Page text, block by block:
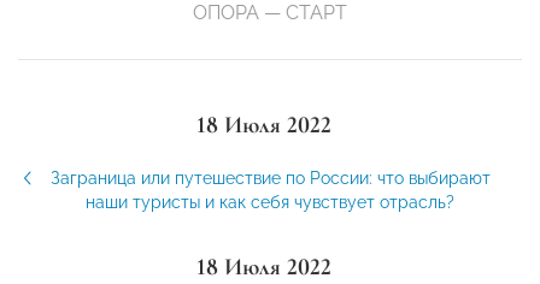
ОПОРА — СТАРТ
18 Июля 2022
Заграница или путешествие по России: что выбирают
наши туристы и как себя чувствует отрасль?
18 Июля 2022